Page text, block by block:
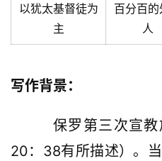
以犹太基督徒为
主
百分百
人
写作背景：
20：38有所描述）。